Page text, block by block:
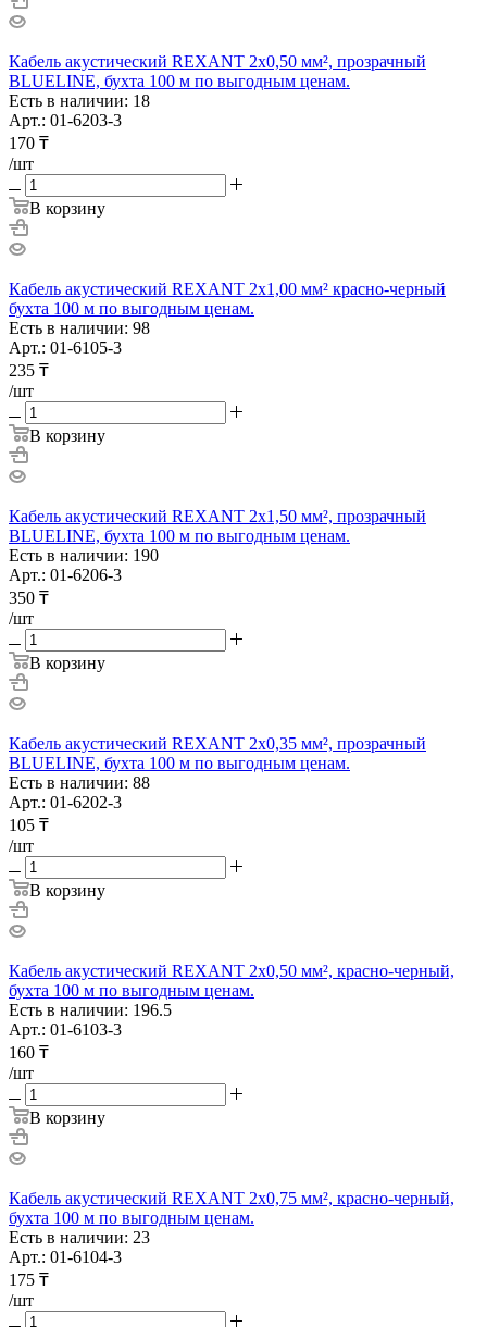
Кабель акустический REXANT 2х0,50 мм², прозрачный
BLUELINE, бухта 100 м по выгодным ценам.
Есть в наличии: 18
Арт.: 01-6203-3
170 ₸
/шт
В корзину
Кабель акустический REXANT 2х1,00 мм² красно-черный
бухта 100 м по выгодным ценам.
Есть в наличии: 98
Арт.: 01-6105-3
235 ₸
/шт
В корзину
Кабель акустический REXANT 2х1,50 мм², прозрачный
BLUELINE, бухта 100 м по выгодным ценам.
Есть в наличии: 190
Арт.: 01-6206-3
350 ₸
/шт
В корзину
Кабель акустический REXANT 2х0,35 мм², прозрачный
BLUELINE, бухта 100 м по выгодным ценам.
Есть в наличии: 88
Арт.: 01-6202-3
105 ₸
/шт
В корзину
Кабель акустический REXANT 2х0,50 мм², красно-черный,
бухта 100 м по выгодным ценам.
Есть в наличии: 196.5
Арт.: 01-6103-3
160 ₸
/шт
В корзину
Кабель акустический REXANT 2х0,75 мм², красно-черный,
бухта 100 м по выгодным ценам.
Есть в наличии: 23
Арт.: 01-6104-3
175 ₸
/шт